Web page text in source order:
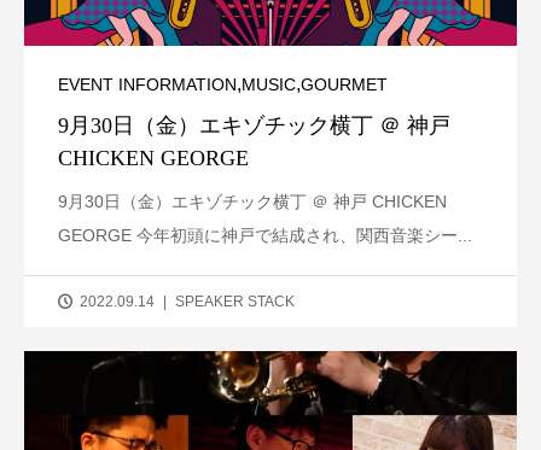
EVENT INFORMATION,MUSIC,GOURMET
9月30日（金）エキゾチック横丁 ＠ 神戸
CHICKEN GEORGE
9月30日（金）エキゾチック横丁 ＠ 神戸 CHICKEN
GEORGE 今年初頭に神戸で結成され、関西音楽シー...
2022.09.14 SPEAKER STACK